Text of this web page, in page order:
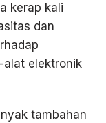
kerap kali
dan
alat elektronik
tambahan